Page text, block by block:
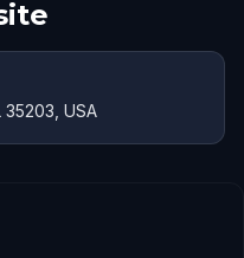
35203, USA